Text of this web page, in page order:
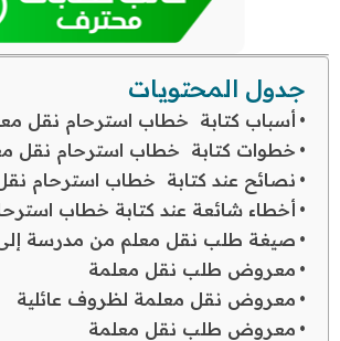
جدول المحتويات
أسباب كتابة خطاب استرحام نقل
خطوات كتابة خطاب استرحام نقل
نصائح عند كتابة خطاب استرحام
أخطاء شائعة عند كتابة خطاب
صيغة طلب نقل معلم من مدرسة
معروض طلب نقل معلمة
معروض نقل معلمة لظروف عائلية
معروض طلب نقل معلمة